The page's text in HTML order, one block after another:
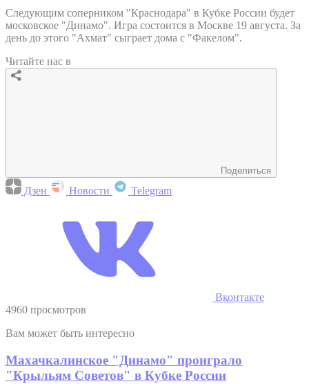
Следующим соперником "Краснодара" в Кубке России будет
московское "Динамо". Игра состоится в Москве 19 августа. За
день до этого "Ахмат" сыграет дома с "Факелом".
Читайте нас в
Поделиться
Дзен Новости Telegram
Вконтакте
4960 просмотров
Вам может быть интересно
Махачкалинское "Динамо" проиграло
"Крыльям Советов" в Кубке России